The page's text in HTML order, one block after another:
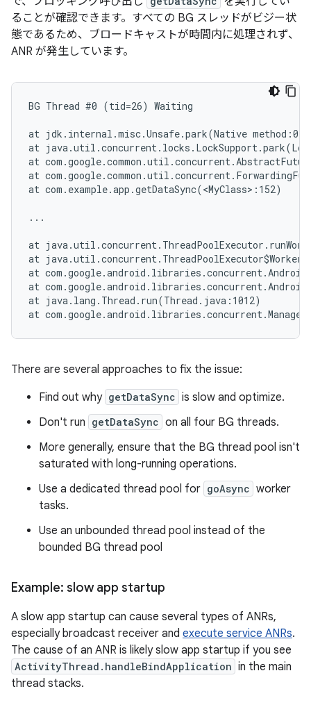
ることが確認できます。すべての BG スレッドがビジー状
態であるため、ブロードキャストが時間内に処理されず、
ANR が発生しています。
BG Thread #0 (tid=26) Waiting
at jdk.internal.misc.Unsafe.park(Native method:0)
at
at
at
at com.example.app.getDataSync(<MyClass>:152)
...
at
at
at
at
at java.lang.Thread.run(Thread.java:1012)
There are several approaches to fix the issue:
Find out why getDataSync is slow and optimize.
Don't run getDataSync on all four BG threads.
More generally, ensure that the BG thread pool isn't
saturated with long-running operations.
Use a dedicated thread pool for goAsync worker
tasks.
Use an unbounded thread pool instead of the
bounded BG thread pool
Example: slow app startup
A slow app startup can cause several types of ANRs,
especially broadcast receiver and execute service ANRs.
The cause of an ANR is likely slow app startup if you see
ActivityThread.handleBindApplication in the main
thread stacks.